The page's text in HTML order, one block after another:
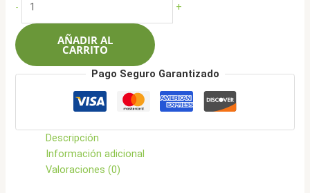
$271.900.
-
195/70R15C
106R
Commercio
VX+
+
AÑADIR AL
CARRITO
Pago Seguro Garantizado
Descripción
Información adicional
Valoraciones (0)